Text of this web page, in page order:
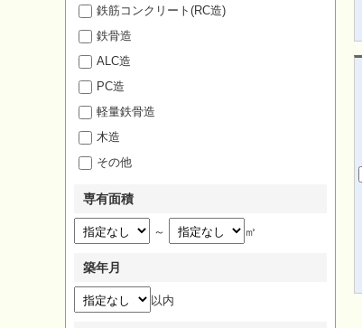
鉄筋コンクリート(RC造)
鉄骨造
ALC造
PC造
軽量鉄骨造
木造
その他
専有面積
～ ㎡
築年月
以内